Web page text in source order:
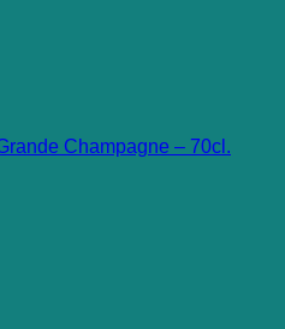
Champagne – 70cl.